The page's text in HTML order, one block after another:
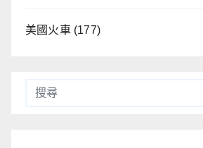
美國火車(177)